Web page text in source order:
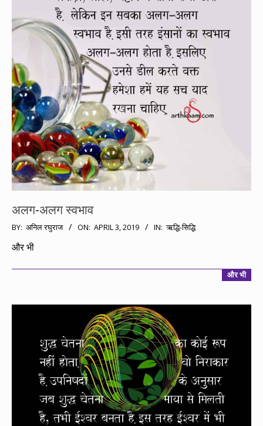
अलग-अलग स्वभाव
2019-
04-
BY: अनिल रघुराज ON: APRIL 3, 2019 IN: ऋद्धि-सिद्धि
और भी
और भी